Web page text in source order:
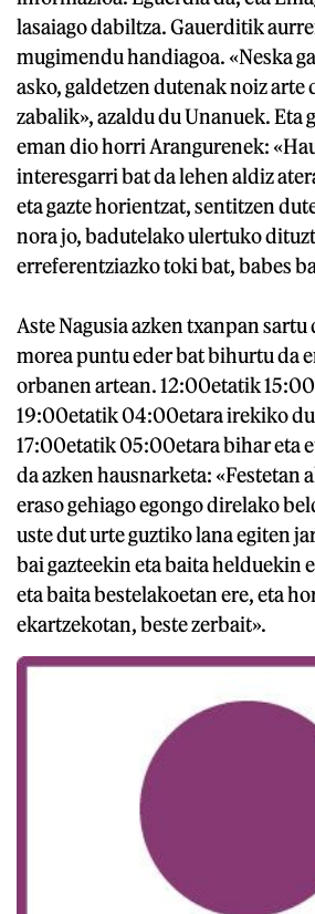
lasaiago dabiltza. Gauerditik
mugimendu handiagoa. «Neska
asko, galdetzen dutenak noiz arte
zabalik», azaldu du Unanuek. Eta
eman dio horri Arangurenek:
interesgarri bat da lehen aldiz
eta gazte horientzat, sentitzen
nora jo, badutelako ulertuko
erreferentziazko toki bat, babes
Aste Nagusia azken txanpan sartu
morea puntu eder bat bihurtu da
orbanen artean. 12:00etatik
19:00etatik 04:00etara irekiko
17:00etatik 05:00etara bihar eta
da azken hausnarketa: «Festetan
eraso gehiago egongo direlako
uste dut urte guztiko lana egiten
bai gazteekin eta baita helduekin
eta baita bestelakoetan ere, eta
ekartzekotan, beste zerbait».